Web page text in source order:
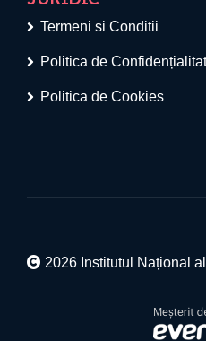
Termeni si Conditii
Politica de
Politica de Cookies
2026 Institutul Național